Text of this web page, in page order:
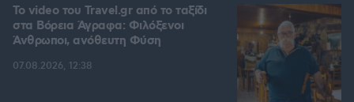
To video του Travel.gr από το ταξίδι
στα Βόρεια Άγραφα: Φιλόξενοι
Άνθρωποι, ανόθευτη Φύση
07.08.2026, 12:38